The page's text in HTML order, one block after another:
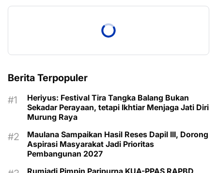
Berita Terpopuler
Heriyus: Festival Tira Tangka Balang Bukan
Sekadar Perayaan, tetapi Ikhtiar Menjaga Jati Diri
Murung Raya
Maulana Sampaikan Hasil Reses Dapil III, Dorong
Aspirasi Masyarakat Jadi Prioritas
Pembangunan 2027
Rumiadi Pimpin Paripurna KUA-PPAS RAPBD